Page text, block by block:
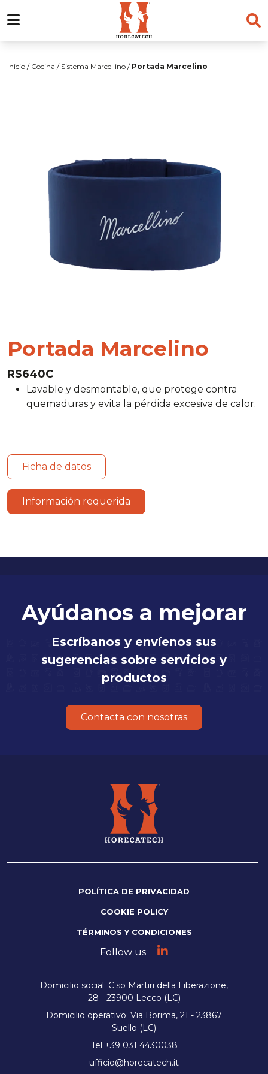
toInicio / Cocina / Sistema Marcellino / Portada Marcelino
Portada Marcelino
RS640C
Lavable y desmontable, que protege contra
quemaduras y evita la pérdida excesiva de calor.
Ficha de datos
Información requerida
Ayúdanos a mejorar
Escríbanos y envíenos sus
sugerencias sobre servicios y
productos
Contacta con nosotras
POLÍTICA DE PRIVACIDAD
COOKIE POLICY
TÉRMINOS Y CONDICIONES
Follow us
Domicilio social: C.so Martiri della Liberazione,
28 - 23900 Lecco (LC)
Domicilio operativo: Via Borima, 21 - 23867
Suello (LC)
Tel +39 031 4430038
ufficio@horecatech.it